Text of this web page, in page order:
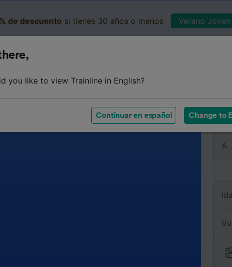
de descuento si tienes 30 años o menos Verano
De
A
you like to view Trainline in English?
Continuar en español Change to